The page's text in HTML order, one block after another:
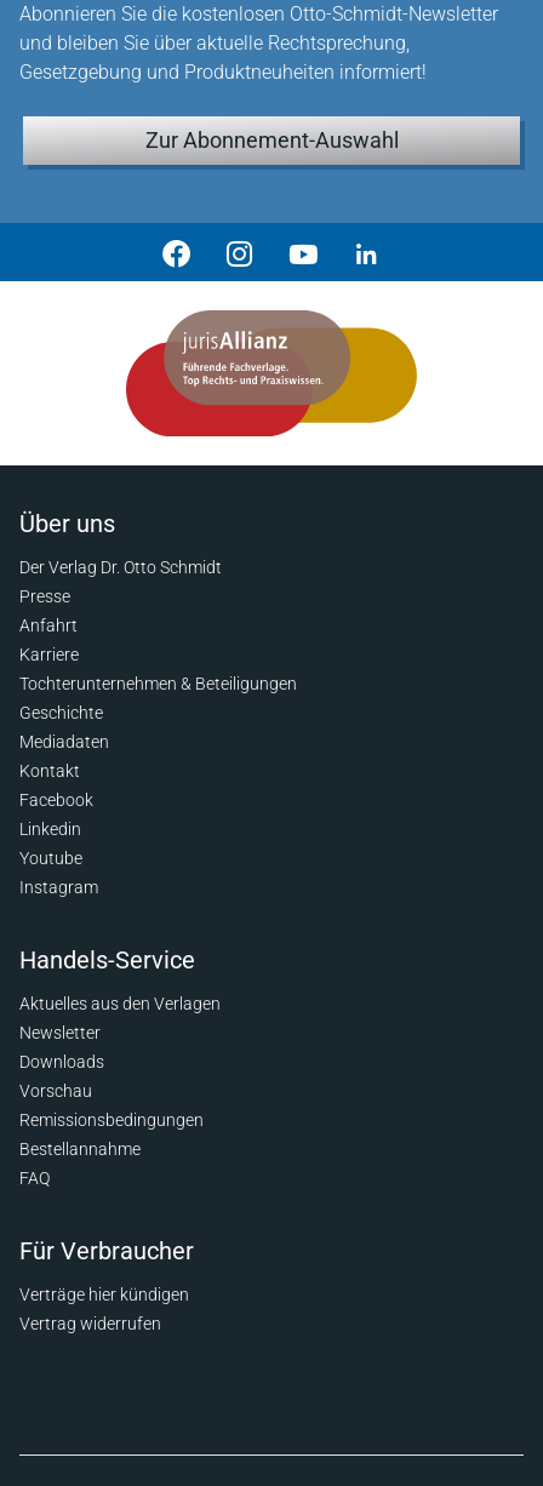
Abonnieren Sie die kostenlosen Otto-Schmidt-Newsletter
und bleiben Sie über aktuelle Rechtsprechung,
Gesetzgebung und Produktneuheiten informiert!
Zur Abonnement-Auswahl
Über uns
Der Verlag Dr. Otto Schmidt
Presse
Anfahrt
Karriere
Tochterunternehmen & Beteiligungen
Geschichte
Mediadaten
Kontakt
Facebook
Linkedin
Youtube
Instagram
Handels-Service
Aktuelles aus den Verlagen
Newsletter
Downloads
Vorschau
Remissionsbedingungen
Bestellannahme
FAQ
Für Verbraucher
Verträge hier kündigen
Vertrag widerrufen